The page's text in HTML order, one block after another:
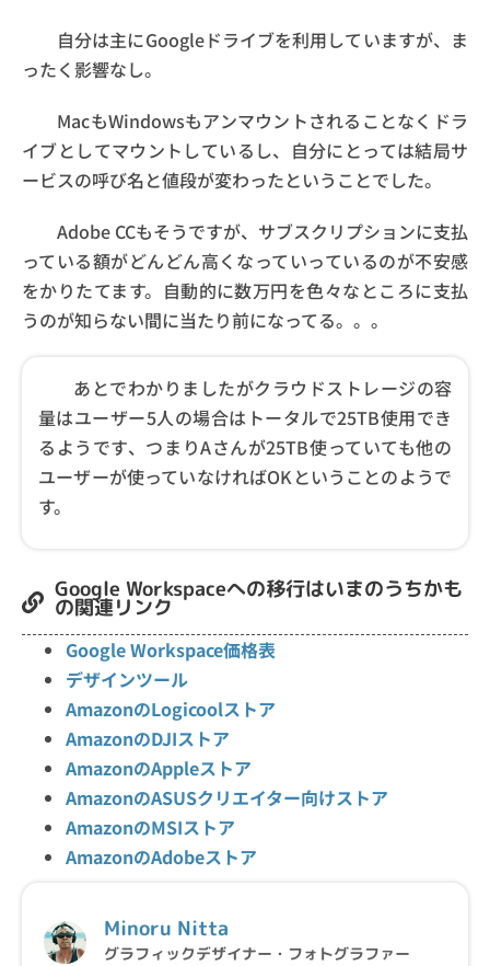
自分は主にGoogleドライブを利用していますが、ま
ったく影響なし。
MacもWindowsもアンマウントされることなくドラ
イブとしてマウントしているし、自分にとっては結局サ
ービスの呼び名と値段が変わったということでした。
Adobe CCもそうですが、サブスクリプションに支払
っている額がどんどん高くなっていっているのが不安感
をかりたてます。自動的に数万円を色々なところに支払
うのが知らない間に当たり前になってる。。。
あとでわかりましたがクラウドストレージの容
量はユーザー5人の場合はトータルで25TB使用でき
るようです、つまりAさんが25TB使っていても他の
ユーザーが使っていなければOKということのようで
す。
Google Workspaceへの移行はいまのうちかも
の関連リンク
Google Workspace価格表
デザインツール
AmazonのLogicoolストア
AmazonのDJIストア
AmazonのAppleストア
AmazonのASUSクリエイター向けストア
AmazonのMSIストア
AmazonのAdobeストア
Minoru Nitta
グラフィックデザイナー・フォトグラファー